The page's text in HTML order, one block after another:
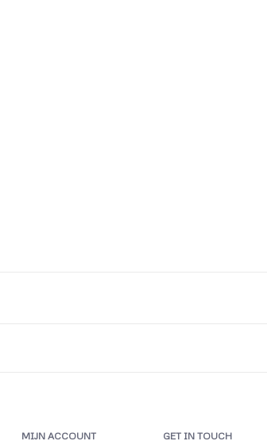
MIJN ACCOUNT GET IN TOUCH